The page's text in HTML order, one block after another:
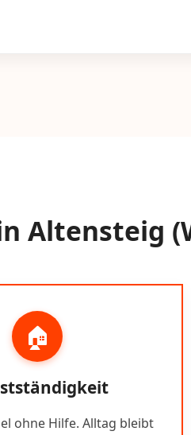
Altensteig
🏠
ohne Hilfe. Alltag bleibt